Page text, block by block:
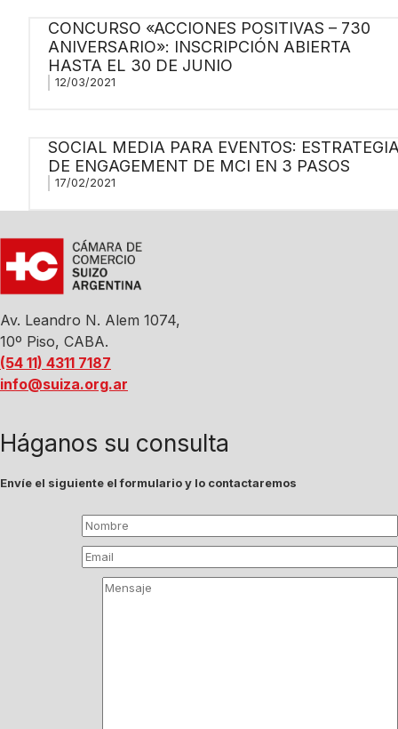
CONCURSO «ACCIONES POSITIVAS – 730
ANIVERSARIO»: INSCRIPCIÓN ABIERTA
HASTA EL 30 DE JUNIO
12/03/2021
SOCIAL MEDIA PARA EVENTOS:
DE ENGAGEMENT DE MCI EN 3 PASOS
17/02/2021
Av. Leandro N. Alem 1074,
10º Piso, CABA.
(54 11) 4311 7187
info@suiza.org.ar
Háganos su consulta
Envíe el siguiente el formulario y lo contactaremos